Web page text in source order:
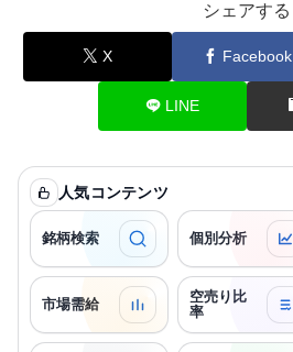
シェアする
X Facebook
LINE
人気コンテンツ
銘柄検索 個別分析
市場需給
空売り比
率